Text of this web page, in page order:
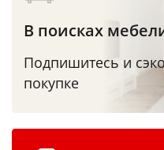
В поисках
Подпишитесь и
покупке